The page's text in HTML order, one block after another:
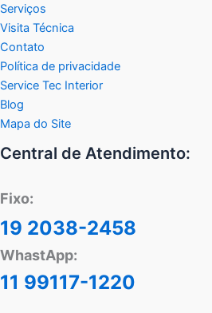
Serviços
Visita Técnica
Contato
Política de privacidade
Service Tec Interior
Blog
Mapa do Site
Central de Atendimento:
Fixo:
19 2038-2458
WhastApp:
11 99117-1220